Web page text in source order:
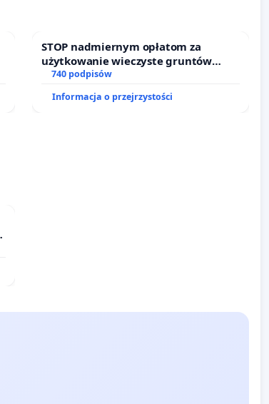
STOP nadmiernym opłatom za
użytkowanie wieczyste gruntów
zajmowanych przez rodzinne ogrody
740 podpisów
Informacja o przejrzystości